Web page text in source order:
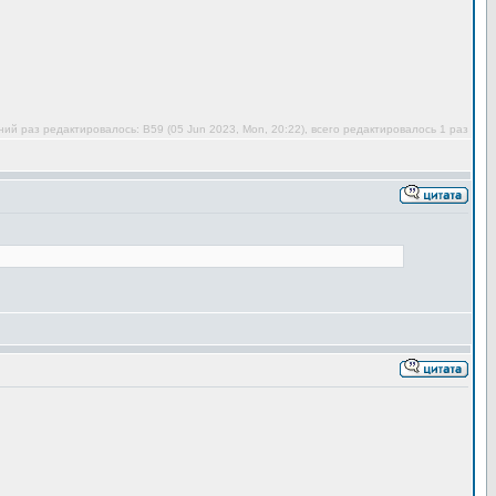
раз редактировалось: В59 (05 Jun 2023, Mon, 20:22), всего редактировалось 1 раз